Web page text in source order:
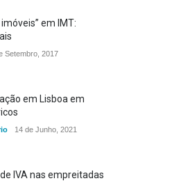
em IMT:
Setembro, 2017
em Lisboa em
14 de Junho, 2021
IVA nas empreitadas